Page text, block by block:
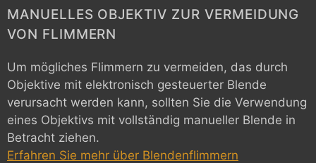
MANUELLES OBJEKTIV ZUR VERMEIDUNG
VON FLIMMERN
Um mögliches Flimmern zu vermeiden, das durch
Objektive mit elektronisch gesteuerter Blende
verursacht werden kann, sollten Sie die Verwendung
eines Objektivs mit vollständig manueller Blende in
Betracht ziehen.
Erfahren Sie mehr über Blendenflimmern